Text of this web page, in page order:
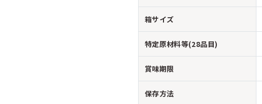
箱サイズ
特定原材料等(28品目)
賞味期限
保存方法